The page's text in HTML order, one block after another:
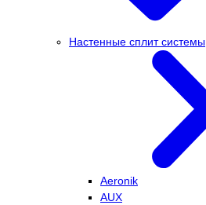
Настенные сплит системы
Aeronik
AUX